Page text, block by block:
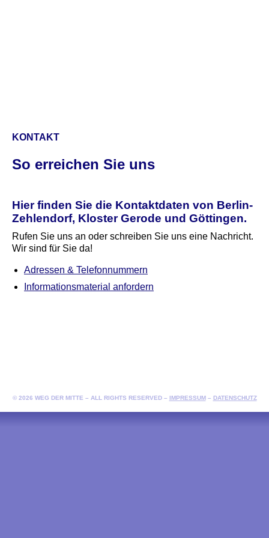
KONTAKT
So erreichen Sie uns
Hier finden Sie die Kontaktdaten von Berlin-
Zehlendorf, Kloster Gerode und Göttingen.
Rufen Sie uns an oder schreiben Sie uns eine Nachricht.
Wir sind für Sie da!
Adressen & Telefonnummern
Informationsmaterial anfordern
© 2026 WEG DER MITTE – ALL RIGHTS RESERVED – IMPRESSUM– DATENSCHUTZ